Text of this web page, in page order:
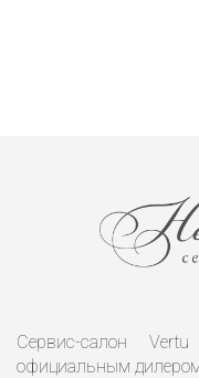
Сервис-салон
официальным